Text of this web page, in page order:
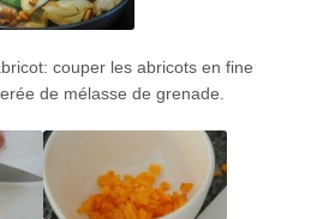
couper les abricots en fine
de mélasse de grenade.